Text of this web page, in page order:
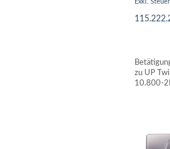
zu UP
10.800-